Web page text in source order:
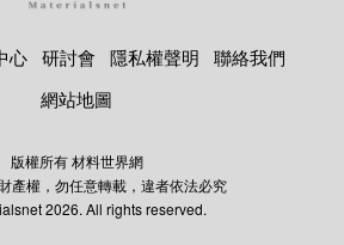
心 研討會 隱私權聲明
聯絡我們
網站地圖
版權所有 材料世界網
產權，勿任意轉載，違者依法必究
2026. All rights reserved.